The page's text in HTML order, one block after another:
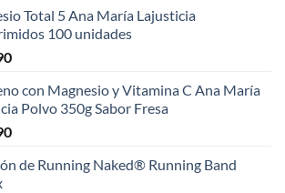
Total 5 Ana María Lajusticia
100 unidades
con Magnesio y Vitamina C Ana María
Polvo 350g Sabor Fresa
de Running Naked® Running Band